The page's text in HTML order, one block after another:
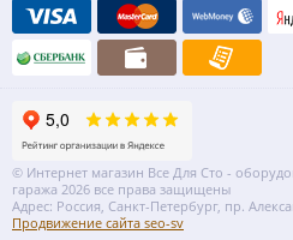
© Интернет магазин Все Для Сто -
гаража 2026 все права защищены
Адрес: Россия, Санкт-Петербург, пр.
Продвижение сайта seo-sv